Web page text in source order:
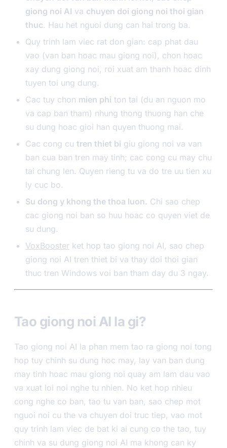
giong noi AI va chuyen doi giong noi thoi gian
thuc. Hau het nguoi dung can hai trong ba.
Quy trinh lam viec rat don gian: cap phat dau
vao (van ban hoac mau giong noi), chon hoac
xay dung giong noi, roi xuat am thanh hoac dinh
tuyen toi ung dung.
Cac tuy chon mien phi ton tai (du an nguon mo
va cap ban tham) nhung thong thuong han che
su dung hoac gioi han quyen thuong mai.
Cac cong cu tren thiet bi giu giong noi va van
ban cua ban tren may tinh; cac cong cu may chu
tai chung len. Quyen rieng tu va do tre uu tien xu
ly cuc bo.
Su dong y khong the thoa luon. Chi sao chep
cac giong noi ban so huu hoac co quyen viet de
su dung.
VoxBooster ket hop tao giong noi AI, sao chep
giong noi AI tren thiet bi va thay doi thoi gian
thuc tren Windows voi ban tham day du 3 ngay.
Tao giong noi AI la gi?
Tao giong noi AI la phan mem tao ra giong noi tong
hop tuy chinh su dung hoc may, lay van ban dung
may tinh hoac mau giong noi quay am lam dau vao
va xuat loi noi nghe tu nhien. No ket hop nhieu
cong nghe co ban, tao tu van ban, sao chep mot
nguoi noi cu the va chuyen doi truc tiep, vao mot
quy trinh lam viec de bat ki ai cung co the tao, tuy
chinh va su dung giong noi AI ma khong can ky